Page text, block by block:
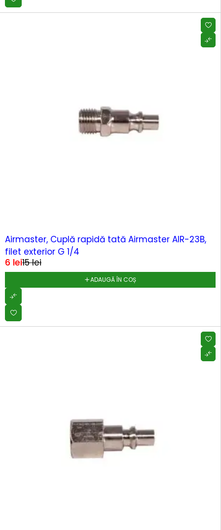
Airmaster, Cuplă rapidă tată Airmaster AIR-23B,
filet exterior G 1/4
15lei
6 lei
ADAUGĂ ÎN COȘ